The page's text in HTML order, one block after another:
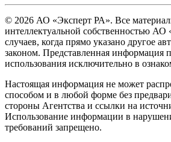
© 2026 АО «Эксперт РА». Все
интеллектуальной собственностью
случаев, когда прямо указано другое
законом. Представленная информация
использования исключительно в
Настоящая информация не может
способом и в любой форме без
стороны Агентства и ссылки на
Использование информации в
требований запрещено.